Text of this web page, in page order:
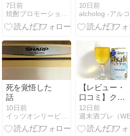
ふぇすてぃば
る2026に行っ
てみた！
7日前
焼酎プロモーションメディアRANBIKI
ランキング｜
一人当たりの
国別比較と各
10日前
死を覚悟した
話
10日前
イッツオンリービールライフ
【レビュー・
口コミ】クリ
アアサヒさわ
やか仕込み｜
味は？まず
12日前